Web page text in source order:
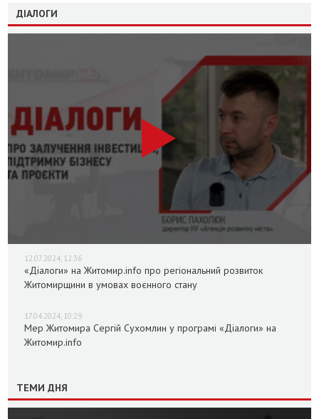
ДІАЛОГИ
12.07.2024, 12:36
«Діалоги» на Житомир.info про регіональний розвиток
Житомирщини в умовах воєнного стану
17.04.2024, 10:29
Мер Житомира Сергій Сухомлин у програмі «Діалоги» на
Житомир.info
ТЕМИ ДНЯ